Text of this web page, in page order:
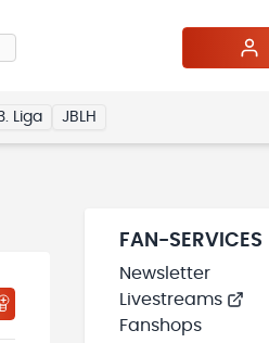
Liga JBLH
WIRD GELADEN
TEAMS“ HINZUFÜGEN
FAN-SERVICES
Newsletter
Livestreams
Fanshops